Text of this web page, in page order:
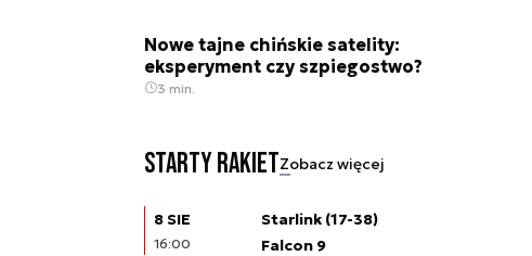
Nowe tajne chińskie satelity:
eksperyment czy szpiegostwo?
3 min.
Starty rakietZobacz więcej
8 SIE
16:00
Starlink (17-38)
Falcon 9